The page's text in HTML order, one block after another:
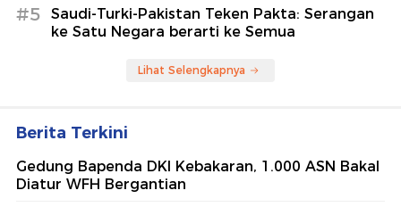
#5
Saudi-Turki-Pakistan Teken Pakta: Serangan
ke Satu Negara berarti ke Semua
Lihat Selengkapnya
Berita Terkini
Gedung Bapenda DKI Kebakaran, 1.000 ASN Bakal
Diatur WFH Bergantian